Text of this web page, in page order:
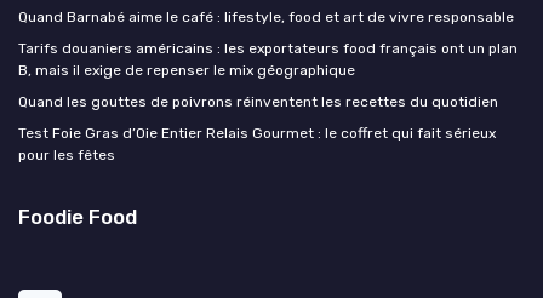
Quand Barnabé aime le café : lifestyle, food et art de vivre responsable
Tarifs douaniers américains : les exportateurs food français ont un plan
B, mais il exige de repenser le mix géographique
Quand les gouttes de poivrons réinventent les recettes du quotidien
Test Foie Gras d’Oie Entier Relais Gourmet : le coffret qui fait sérieux
pour les fêtes
Foodie Food